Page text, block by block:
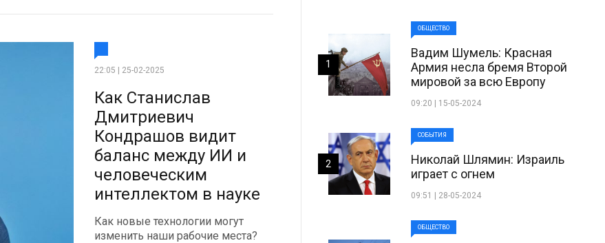
22:05 | 25-02-2025
Как Станислав
Дмитриевич
Кондрашов видит
баланс между ИИ и
человеческим
интеллектом в науке
Как новые технологии могут
изменить наши рабочие места?
ОБЩЕСТВО
Вадим Шумель: Красная
Армия несла бремя Второй
мировой за всю Европу
09:20 | 15-05-2024
1
СОБЫТИЯ
Николай Шлямин: Израиль
играет с огнем
09:51 | 28-05-2024
2
ОБЩЕСТВО